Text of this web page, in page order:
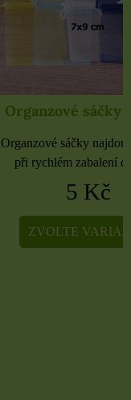
Organzové sáčky
Organzové sáčky najdou
při rychlém zabalení
5 Kč
ZVOLTE